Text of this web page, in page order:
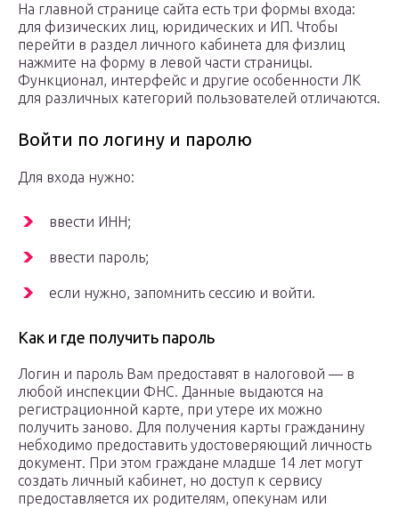
На главной странице сайта есть три формы входа:
для физических лиц, юридических и ИП. Чтобы
перейти в раздел личного кабинета для физлиц
нажмите на форму в левой части страницы.
Функционал, интерфейс и другие особенности ЛК
для различных категорий пользователей отличаются.
Войти по логину и паролю
Для входа нужно:
ввести ИНН;
ввести пароль;
если нужно, запомнить сессию и войти.
Как и где получить пароль
Логин и пароль Вам предоставят в налоговой — в
любой инспекции ФНС. Данные выдаются на
регистрационной карте, при утере их можно
получить заново. Для получения карты гражданину
небходимо предоставить удостоверяющий личность
документ. При этом граждане младше 14 лет могут
создать личный кабинет, но доступ к сервису
предоставляется их родителям, опекунам или